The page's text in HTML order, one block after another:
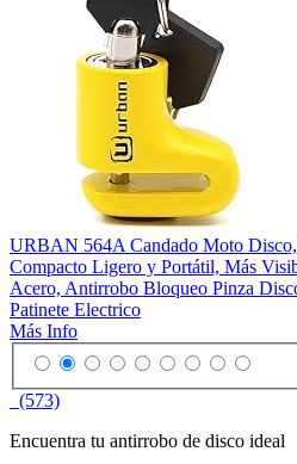
URBAN 564A Candado Moto
Compacto Ligero y Portátil, Más
Acero, Antirrobo Bloqueo Pinza
Patinete Electrico
Más Info
(573)
Encuentra tu antirrobo de disco ideal